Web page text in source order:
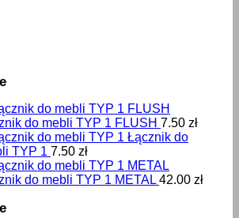
do mebli TYP 1 FLUSH 7.50 zł
Łącznik do
TYP 1 7.50 zł
do mebli TYP 1 METAL 42.00 zł